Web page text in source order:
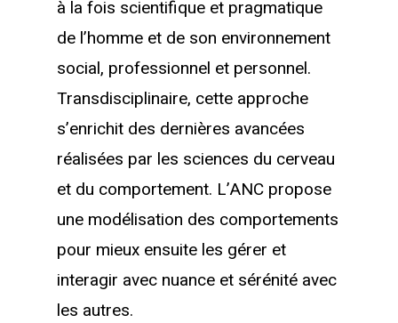
à la fois scientifique et pragmatique
de l’homme et de son environnement
social, professionnel et personnel.
Transdisciplinaire, cette approche
s’enrichit des dernières avancées
réalisées par les sciences du cerveau
et du comportement. L’ANC propose
une modélisation des comportements
pour mieux ensuite les gérer et
interagir avec nuance et sérénité avec
les autres.